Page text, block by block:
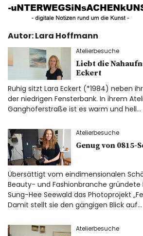
UNTERWEGS IN
KUNST
Start
AKTUELLE AUSSTELLUNGEN
KUNSTSPAZIERGÄNGE
UNSER BUCH
f I P
Autor:Lara Hoffmann
Atelierbesuche
Liebt die
Eckert
Ruhig sitzt Lara Eckert (*1984) neben
der niedrigen Fensterbank. In ihrem
Ganghoferstraße ist es warm und hell…
Atelierbesuche
Genug von 0815-
Übersättigt vom eindimensionalen
Beauty- und Fashionbranche gründete
Sung-Hee Seewald das Photoprojekt
Damit stellt sie den gängigen Blick auf…
Atelierbesuche